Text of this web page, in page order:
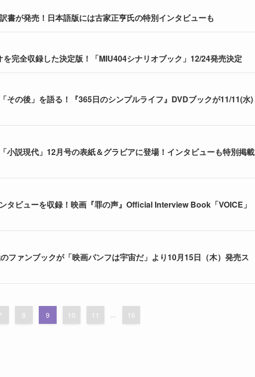
書が発売！日本語版には古家正亨氏の特別インタビューも
完全収録した決定版！「MIU404シナリオブック」12/24発売決定
その後」を語る！『365日のシンプルライフ』DVDブックが11/11(水)
小説現代」12月号の表紙＆グラビアに登場！インタビューも特別掲載
タビューを収録！映画『罪の声』Official Interview Book「VOICE」
ファンブックが「映画パンフは宇宙だ」より10月15日（木）発売ス
8 9 10 11 ... 16